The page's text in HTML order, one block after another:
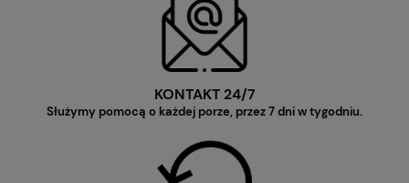
KONTAKT 24/7
Służymy pomocą o każdej porze, przez 7 dni w tygodniu.